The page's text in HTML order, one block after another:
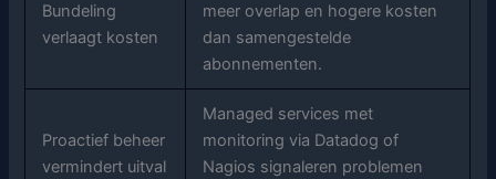
Bundeling
verlaagt kosten
meer overlap en hogere kosten
dan samengestelde
abonnementen.
Proactief beheer
vermindert uitval
Managed services met
monitoring via Datadog of
Nagios signaleren problemen